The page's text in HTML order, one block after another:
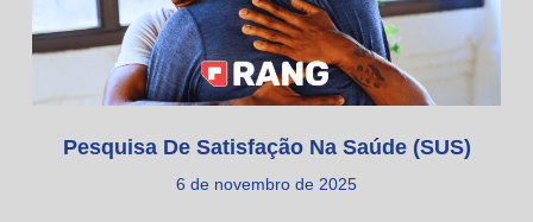
Pesquisa De Satisfação Na Saúde (SUS)
6 de novembro de 2025